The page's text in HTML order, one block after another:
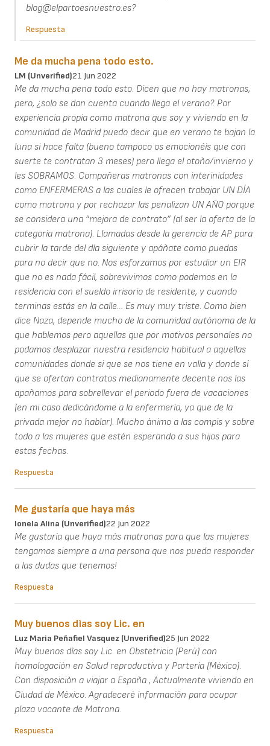
blog@elpartoesnuestro.es?
Respuesta
Me da mucha pena todo esto.
LM (unverified)21 Jun 2022
Me da mucha pena todo esto. Dicen que no hay matronas,
pero, ¿solo se dan cuenta cuando llega el verano?. Por
experiencia propia como matrona que soy y viviendo en la
comunidad de Madrid puedo decir que en verano te bajan la
luna si hace falta (bueno tampoco os emocionéis que con
suerte te contratan 3 meses) pero llega el otoño/invierno y
les SOBRAMOS. Compañeras matronas con interinidades
como ENFERMERAS a las cuales le ofrecen trabajar UN DÍA
como matrona y por rechazar las penalizan UN AÑO porque
se considera una “mejora de contrato” (al ser la oferta de la
categoría matrona). Llamadas desde la gerencia de AP para
cubrir la tarde del día siguiente y apáñate como puedas
para no decir que no. Nos esforzamos por estudiar un EIR
que no es nada fácil, sobrevivimos como podemos en la
residencia con el sueldo irrisorio de residente, y cuando
terminas estás en la calle… Es muy muy triste. Como bien
dice Naza, depende mucho de la comunidad autónoma de la
que hablemos pero aquellas que por motivos personales no
podamos desplazar nuestra residencia habitual a aquellas
comunidades donde si que se nos tiene en valía y donde sí
que se ofertan contratos medianamente decente nos las
apañamos para sobrellevar el periodo fuera de vacaciones
(en mi caso dedicándome a la enfermería, ya que de la
privada mejor no hablar). Mucho ánimo a las compis y sobre
todo a las mujeres que estén esperando a sus hijos para
estas fechas.
Respuesta
Me gustaría que haya más
Ionela Alina (unverified)22 Jun 2022
Me gustaría que haya más matronas para que las mujeres
tengamos siempre a una persona que nos pueda responder
a las dudas que tenemos!
Respuesta
Muy buenos dìas soy Lic. en
Luz Maria Peñafiel Vasquez (unverified)25 Jun 2022
Muy buenos dìas soy Lic. en Obstetricia (Perù) con
homologaciòn en Salud reproductiva y Parterìa (Mèxico).
Con disposiciòn a viajar a España , Actualmente viviendo en
Ciudad de Mèxico. Agradecerè informaciòn para ocupar
plaza vacante de Matrona.
Respuesta